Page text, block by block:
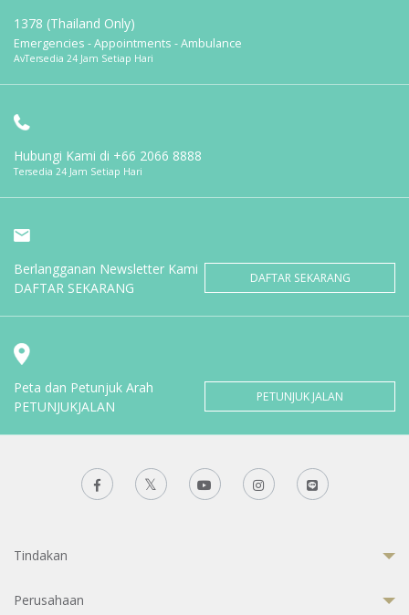
1378 (Thailand Only)
Emergencies - Appointments - Ambulance
AvTersedia 24 Jam Setiap Hari
Hubungi Kami di +66 2066 8888
Tersedia 24 Jam Setiap Hari
Berlangganan Newsletter Kami
DAFTAR SEKARANG
DAFTAR SEKARANG
Peta dan Petunjuk Arah
PETUNJUKJALAN
PETUNJUK JALAN
Tindakan
Perusahaan